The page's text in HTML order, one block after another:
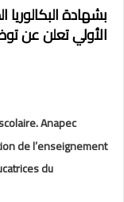
بشهادة
الأولي تعلن عن
Anapec
de l’enseignement
du